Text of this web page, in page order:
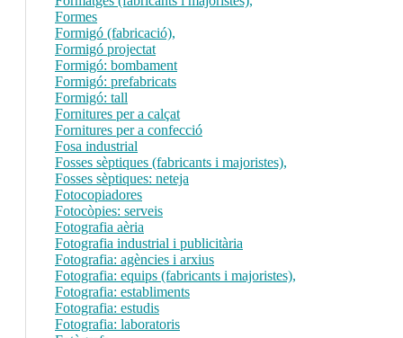
Formes
Formigó (fabricació),
Formigó projectat
Formigó: bombament
Formigó: prefabricats
Formigó: tall
Fornitures per a calçat
Fornitures per a confecció
Fosa industrial
Fosses sèptiques (fabricants i majoristes),
Fosses sèptiques: neteja
Fotocopiadores
Fotocòpies: serveis
Fotografia aèria
Fotografia industrial i publicitària
Fotografia: agències i arxius
Fotografia: equips (fabricants i majoristes),
Fotografia: establiments
Fotografia: estudis
Fotografia: laboratoris